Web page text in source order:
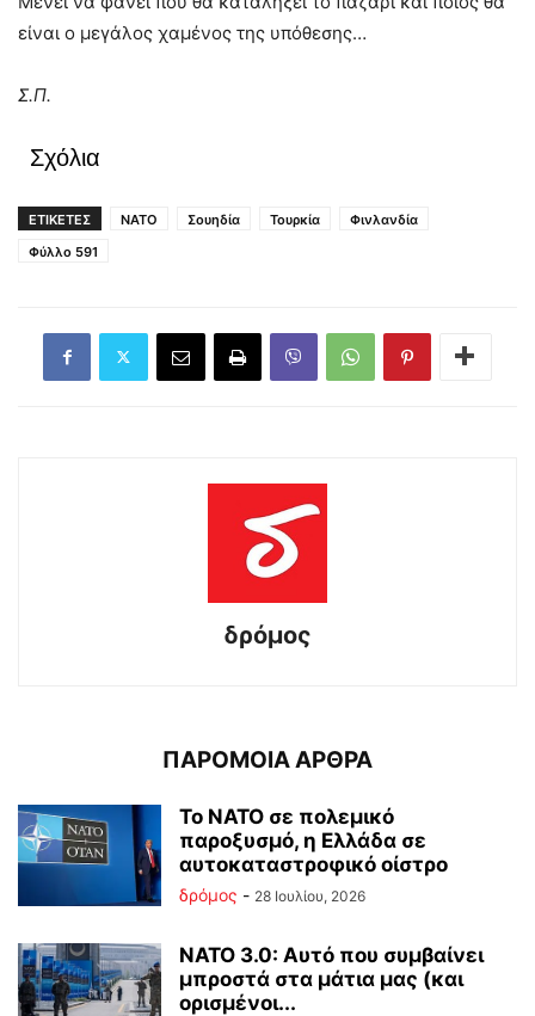
είναι ο μεγάλος χαμένος της υπόθεσης…
Σ.Π.
Σχόλια
ΕΤΙΚΕΤΕΣ ΝΑΤΟ Σουηδία Τουρκία
Φινλανδία
Φύλλο 591
δρόμος
ΠΑΡΟΜΟΙΑ ΑΡΘΡΑ
Το ΝΑΤΟ σε πολεμικό
παροξυσμό, η Ελλάδα σε
αυτοκαταστροφικό οίστρο
δρόμος - 28 Ιουλίου, 2026
ΝΑΤΟ 3.0: Αυτό που συμβαίνει
μπροστά στα μάτια μας (και
ορισμένοι...